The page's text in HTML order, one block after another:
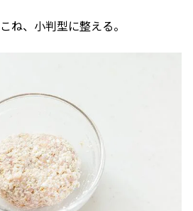
ね、小判型に整える。